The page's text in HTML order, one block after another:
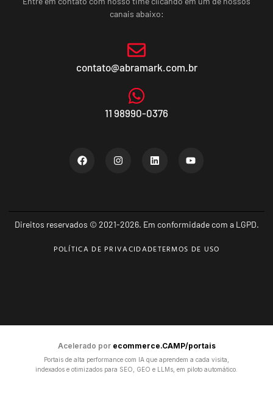
canais abaixo:
contato@abramark.com.br
11 98990-0376
Direitos reservados © 2021-2026. Em conformidade com a LGPD.
POLÍTICA DE PRIVACIDADETERMOS DE USO
Acelerado por ecommerce.CAMP/portais
Portais de alta performance com IA que aprendem a cada visita,
indexados e otimizados para SEO, GEO e LLMs, em piloto automático.